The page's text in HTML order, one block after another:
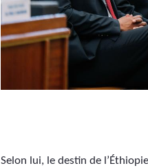
Selon lui, le destin de